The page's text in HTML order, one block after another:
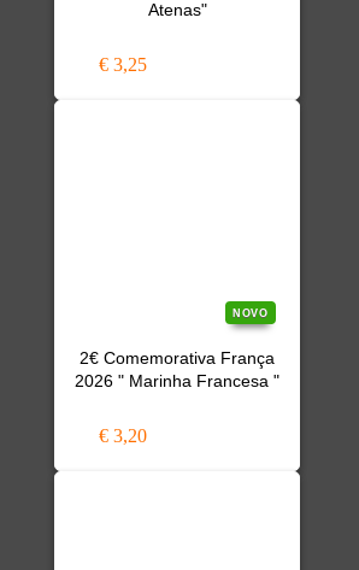
Atenas"
€ 3,25
NOVO
2€ Comemorativa França
2026 " Marinha Francesa "
€ 3,20